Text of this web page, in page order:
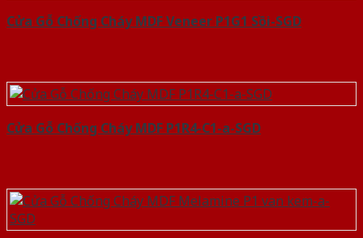
Cửa Gỗ Chống Cháy MDF Veneer P1G1 Sồi-SGD
Cửa Gỗ Chống Cháy MDF P1R4-C1-a-SGD